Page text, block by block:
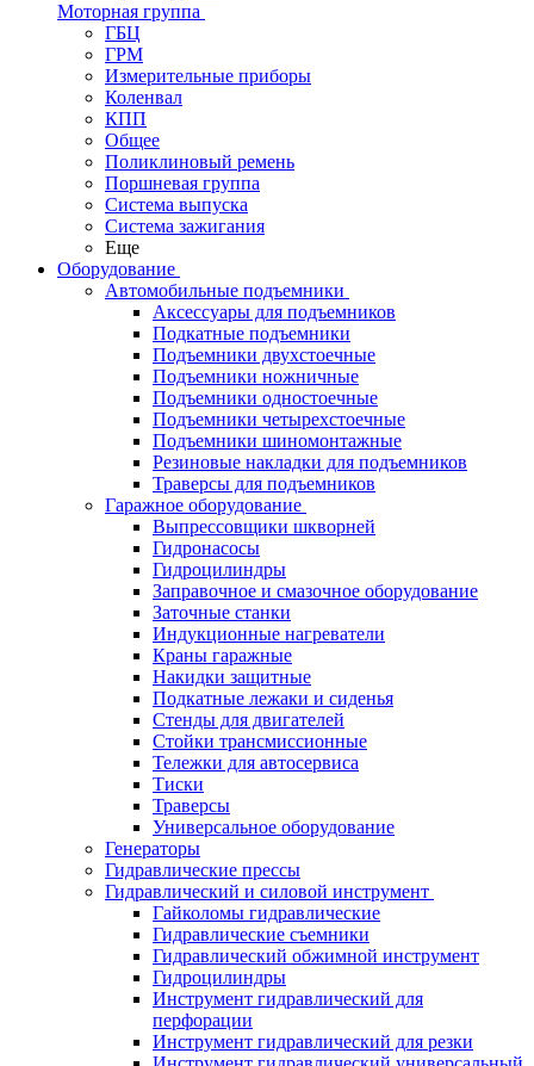
Моторная группа
ГБЦ
ГРМ
Измерительные приборы
Коленвал
КПП
Общее
Поликлиновый ремень
Поршневая группа
Система выпуска
Система зажигания
Еще
Оборудование
Автомобильные подъемники
Аксессуары для подъемников
Подкатные подъемники
Подъемники двухстоечные
Подъемники ножничные
Подъемники одностоечные
Подъемники четырехстоечные
Подъемники шиномонтажные
Резиновые накладки для подъемников
Траверсы для подъемников
Гаражное оборудование
Выпрессовщики шкворней
Гидронасосы
Гидроцилиндры
Заправочное и смазочное оборудование
Заточные станки
Индукционные нагреватели
Краны гаражные
Накидки защитные
Подкатные лежаки и сиденья
Стенды для двигателей
Стойки трансмиссионные
Тележки для автосервиса
Тиски
Траверсы
Универсальное оборудование
Генераторы
Гидравлические прессы
Гидравлический и силовой инструмент
Гайколомы гидравлические
Гидравлические съемники
Гидравлический обжимной инструмент
Гидроцилиндры
Инструмент гидравлический для
перфорации
Инструмент гидравлический для резки